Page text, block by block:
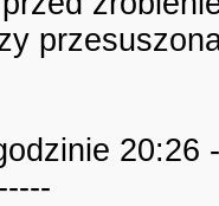
20:26